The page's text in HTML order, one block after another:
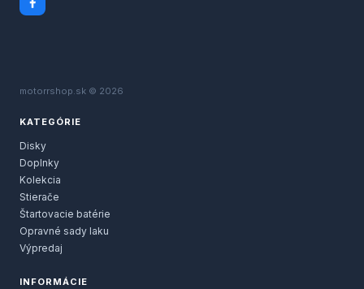
motorrshop.sk © 2026
KATEGÓRIE
Disky
Doplnky
Kolekcia
Stierače
Štartovacie batérie
Opravné sady laku
Výpredaj
INFORMÁCIE